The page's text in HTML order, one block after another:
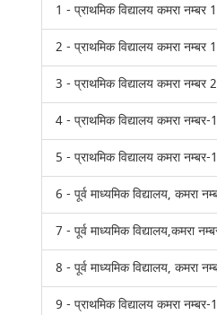
1 - प्राथमिक विद्यालय कमरा नम्बर
2 - प्राथमिक विद्यालय कमरा नम्बर 1
3 - प्राथमिक विद्यालय कमरा नम्बर 2
4 - प्राथमिक विद्यालय कमरा
5 - प्राथमिक विद्यालय कमरा नम्बर-
6 - पूर्व माध्यमिक विद्यालय, कमरा
7 - पूर्व माध्यमिक विद्यालय,कमरा
8 - पूर्व माध्यमिक विद्यालय, कमरा
9 - प्राथमिक विद्यालय कमरा नम्बर-